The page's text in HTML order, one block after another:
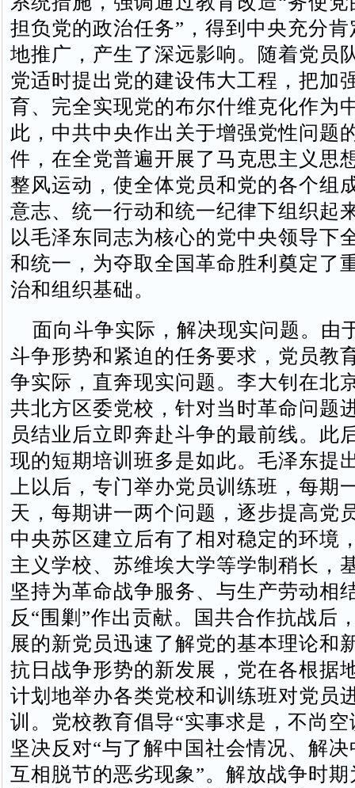
担负党的政治任务”，得到中央充分
地推广，产生了深远影响。随着党员
党适时提出党的建设伟大工程，把加
育、完全实现党的布尔什维克化作为
此，中共中央作出关于增强党性问题
件，在全党普遍开展了马克思主义思
整风运动，使全体党员和党的各个组
意志、统一行动和统一纪律下组织起
以毛泽东同志为核心的党中央领导下
和统一，为夺取全国革命胜利奠定了
治和组织基础。
面向斗争实际，解决现实问题。由
斗争形势和紧迫的任务要求，党员教
争实际，直奔现实问题。李大钊在北
共北方区委党校，针对当时革命问题
员结业后立即奔赴斗争的最前线。此
现的短期培训班多是如此。毛泽东提
上以后，专门举办党员训练班，每期
天，每期讲一两个问题，逐步提高党
中央苏区建立后有了相对稳定的环境
主义学校、苏维埃大学等学制稍长，
坚持为革命战争服务、与生产劳动相
反“围剿”作出贡献。国共合作抗战后
展的新党员迅速了解党的基本理论和
抗日战争形势的新发展，党在各根据
计划地举办各类党校和训练班对党员
训。党校教育倡导“实事求是，不尚空
坚决反对“与了解中国社会情况、解
互相脱节的恶劣现象”。解放战争时